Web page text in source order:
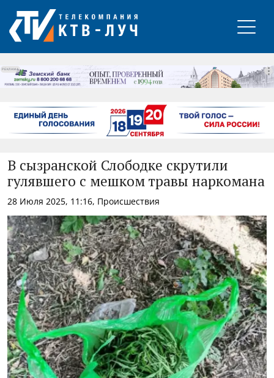
РЕКЛАМА
В сызранской Слободке скрутили
гулявшего с мешком травы наркомана
28 Июля 2025, 11:16, Происшествия